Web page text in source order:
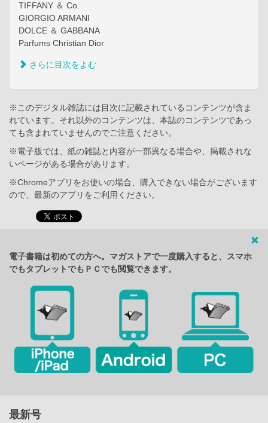
TIFFANY ＆ Co.
GIORGIO ARMANI
DOLCE ＆ GABBANA
Parfums Christian Dior
さらに目次をよむ
※このデジタル雑誌には目次に記載されているコンテンツが含ま
れています。それ以外のコンテンツは、本誌のコンテンツであっ
ても含まれていませんのでご注意ください。
※電子版では、紙の雑誌と内容が一部異なる場合や、掲載されな
いページがある場合があります。
※Chromeアプリをお使いの場合、購入できない場合がございます
ので、最新のアプリをご利用ください。
電子書籍は初めての方へ。マガストアで一度購入すると、スマホ
でもタブレットでもＰＣでも閲覧できます。
最新号